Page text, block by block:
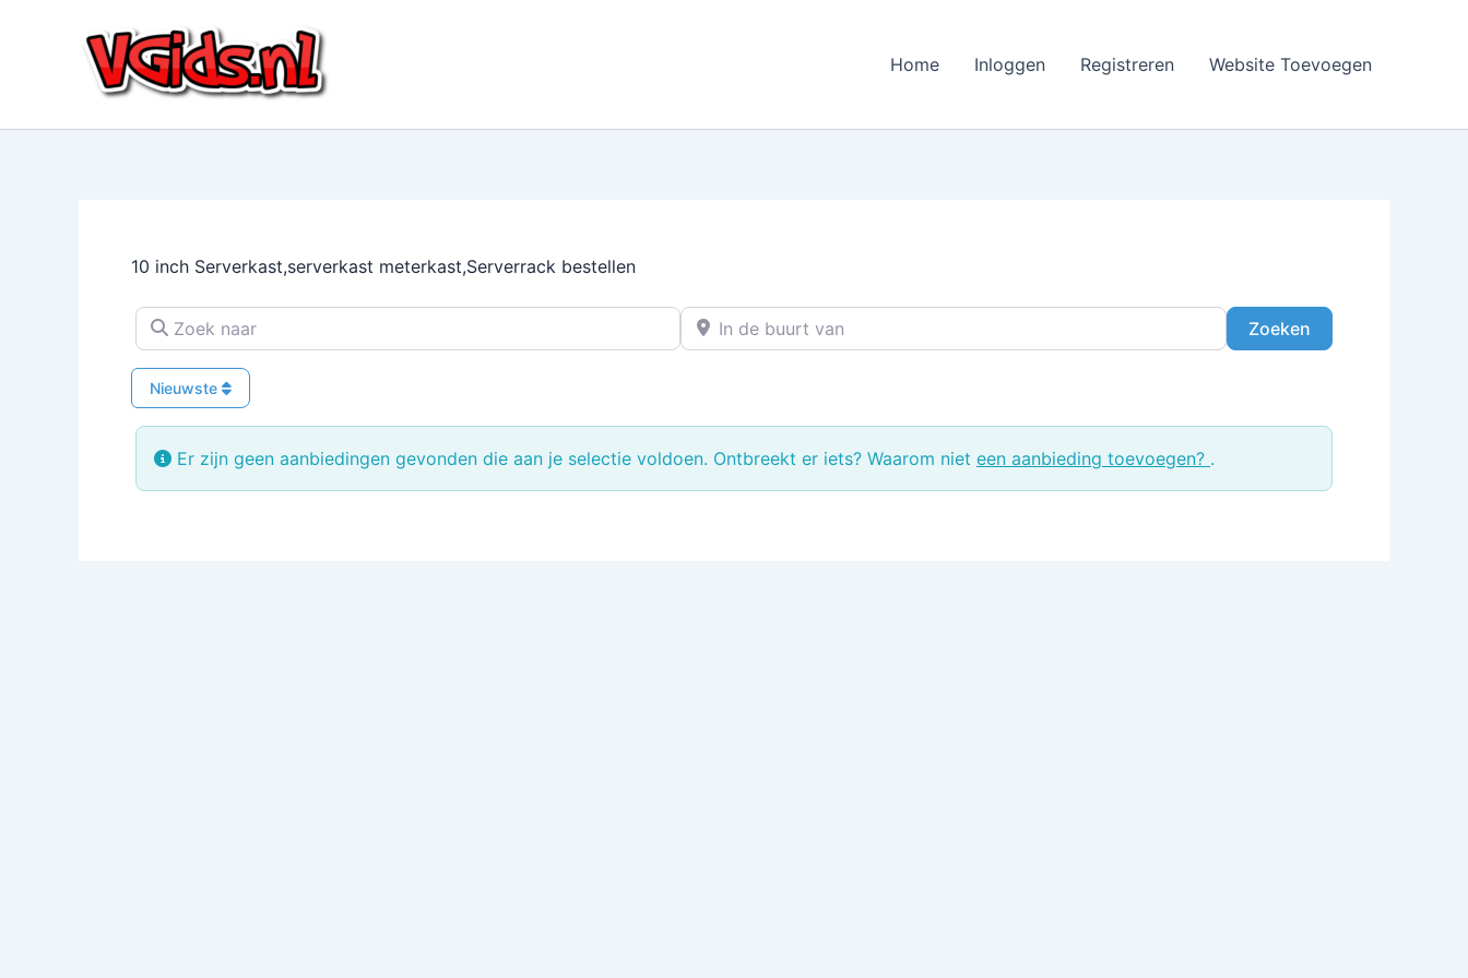
Home Inloggen Registreren Website Toevoegen
10 inch Serverkast,serverkast meterkast,Serverrack bestellen
Zoek naar In de buurt van
ZoekenZoeken
Nieuwste
Er zijn geen aanbiedingen gevonden die aan je selectie voldoen. Ontbreekt er iets? Waarom niet een aanbieding toevoegen? .